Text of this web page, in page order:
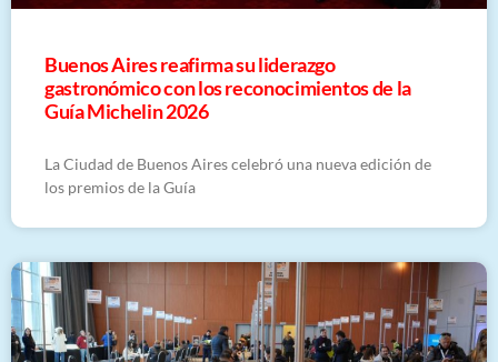
Buenos Aires reafirma su liderazgo
gastronómico con los reconocimientos de la
Guía Michelin 2026
La Ciudad de Buenos Aires celebró una nueva edición de
los premios de la Guía